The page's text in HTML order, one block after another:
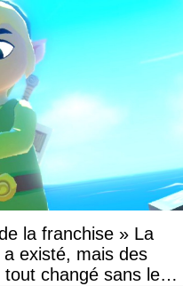
la franchise » La
existé, mais des
changé sans le